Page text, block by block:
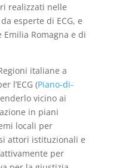
realizzati nelle
esperte di ECG, e
Romagna e di
italiane a
l’ECG (Piano-di-
vicino ai
in piani
locali per
attori istituzionali e
per